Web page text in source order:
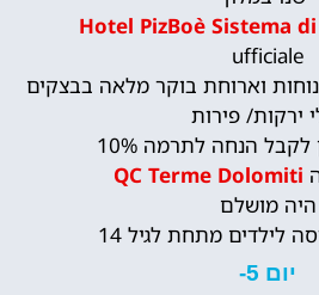
Hotel PizBoè Sistema
ufficiale
וארוחת בוקר מלאה בבצקים
ירקות/ פירות
הנחה לתרמה 10%
QC Terme Dolomiti
היה מושלם
לילדים מתחת לגיל 14
יום 5-